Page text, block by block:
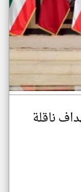
ناقلة